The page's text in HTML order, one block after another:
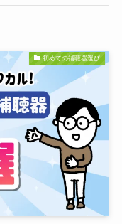
初めての補聴器選び